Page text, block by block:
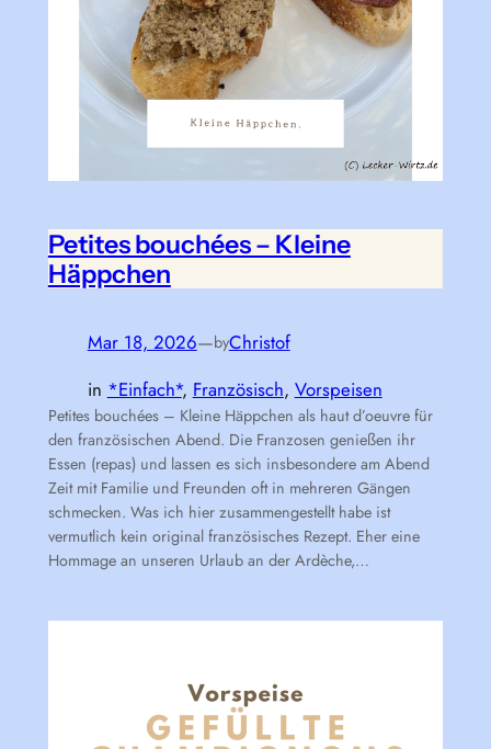
Petites bouchées – Kleine
Häppchen
Mar 18, 2026—byChristof
in *Einfach*, Französisch, Vorspeisen
Petites bouchées – Kleine Häppchen als haut d’oeuvre für
den französischen Abend. Die Franzosen genießen ihr
Essen (repas) und lassen es sich insbesondere am Abend
Zeit mit Familie und Freunden oft in mehreren Gängen
schmecken. Was ich hier zusammengestellt habe ist
vermutlich kein original französisches Rezept. Eher eine
Hommage an unseren Urlaub an der Ardèche,…